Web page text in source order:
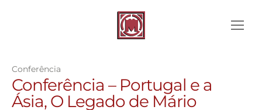
Conferência
Conferência – Portugal e a
Ásia, O Legado de Mário